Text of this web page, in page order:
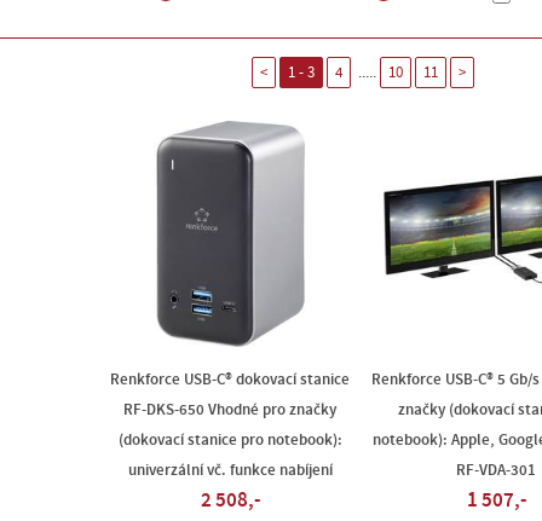
< 1 - 3 4 ..... 10 11 >
Renkforce USB-C® dokovací stanice
RF-DKS-650 Vhodné pro značky
(dokovací stanice pro notebook):
univerzální vč. funkce nabíjení
2 508,-
Renkforce USB-C® 5 Gb/
značky (dokovací
notebook): Apple,
RF-VDA-301
1 507,-